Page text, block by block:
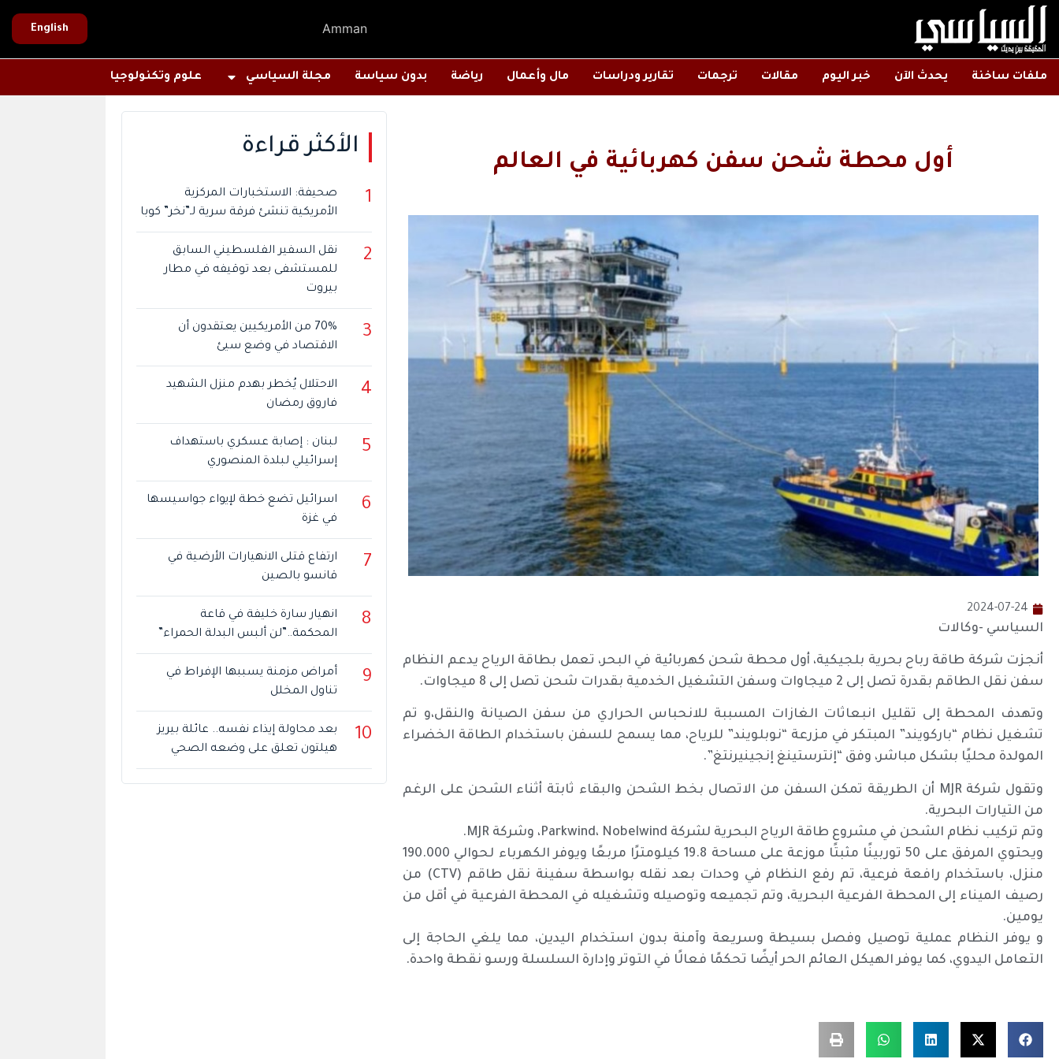
Amman
English
ملفات ساخنة يحدث الآن خبر اليوم مقالات ترجمات تقارير ودراسات مال وأعمال رياضة بدون سياسة مجلة السياسي علوم وتكنولوجيا
أول محطة شحن سفن كهربائية في العالم
2024-07-24
السياسي -وكالات
أنجزت شركة طاقة رباح بحرية بلجيكية، أول محطة شحن كهربائية في البحر، تعمل بطاقة الرياح يدعم النظام
سفن نقل الطاقم بقدرة تصل إلى 2 ميجاوات وسفن التشغيل الخدمية بقدرات شحن تصل إلى 8 ميجاوات.
وتهدف المحطة إلى تقليل انبعاثات الغازات المسببة للانحباس الحراري من سفن الصيانة والنقل،و تم
تشغيل نظام “باركويند” المبتكر في مزرعة “نوبلويند” للرياح، مما يسمح للسفن باستخدام الطاقة الخضراء
المولدة محليًا بشكل مباشر، وفق “إنترستينغ إنجينيرنتغ”.
وتقول شركة MJR أن الطريقة تمكن السفن من الاتصال بخط الشحن والبقاء ثابتة أثناء الشحن على الرغم
من التيارات البحرية.
وتم تركيب نظام الشحن في مشروع طاقة الرياح البحرية لشركة Parkwind، Nobelwind، وشركة MJR.
ويحتوي المرفق على 50 توربينًا مثبتًا موزعة على مساحة 19.8 كيلومترًا مربعًا ويوفر الكهرباء لحوالي 190.000
منزل، باستخدام رافعة فرعية، تم رفع النظام في وحدات بعد نقله بواسطة سفينة نقل طاقم (CTV) من
رصيف الميناء إلى المحطة الفرعية البحرية، وتم تجميعه وتوصيله وتشغيله في المحطة الفرعية في أقل من
يومين.
و يوفر النظام عملية توصيل وفصل بسيطة وسريعة وآمنة بدون استخدام اليدين، مما يلغي الحاجة إلى
التعامل اليدوي، كما يوفر الهيكل العائم الحر أيضًا تحكمًا فعالًا في التوتر وإدارة السلسلة ورسو نقطة واحدة.
الأكثر قراءة
1
صحيفة: الاستخبارات المركزية
الأمريكية تنشئ فرقة سرية لـ”نخر” كوبا
2
نقل السفير الفلسطيني السابق
للمستشفى بعد توقيفه في مطار
بيروت
3
70% من الأمريكيين يعتقدون أن
الاقتصاد في وضع سيئ
4
الاحتلال يُخطر بهدم منزل الشهيد
فاروق رمضان
5
لبنان : إصابة عسكري باستهداف
إسرائيلي لبلدة المنصوري
6
اسرائيل تضع خطة لإيواء جواسيسها
في غزة
7
ارتفاع قتلى الانهيارات الأرضية في
قانسو بالصين
8
انهيار سارة خليفة في قاعة
المحكمة..”لن ألبس البدلة الحمراء”
9
أمراض مزمنة يسببها الإفراط في
تناول المخلل
10
بعد محاولة إيذاء نفسه.. عائلة بيريز
هيلتون تعلق على وضعه الصحي